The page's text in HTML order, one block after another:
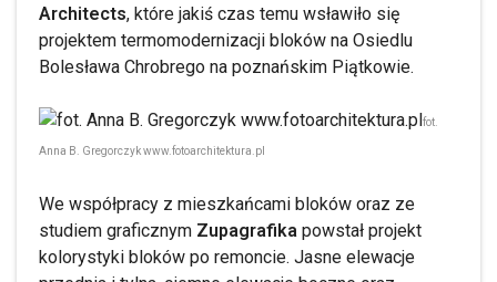
Architects, które jakiś czas temu wsławiło się
projektem termomodernizacji bloków na Osiedlu
Bolesława Chrobrego na poznańskim Piątkowie.
fot.
Anna B. Gregorczyk www.fotoarchitektura.pl
We współpracy z mieszkańcami bloków oraz ze
studiem graficznym Zupagrafika powstał projekt
kolorystyki bloków po remoncie. Jasne elewacje